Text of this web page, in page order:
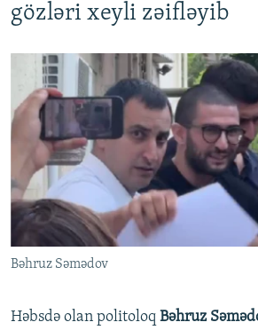
gözləri xeyli zəifləyib
Bəhruz Səmədov
Həbsdə olan politoloq Bəhruz